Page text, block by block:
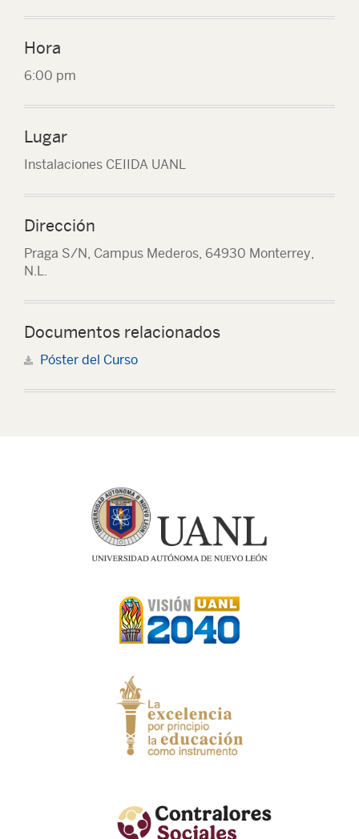
Hora
6:00 pm
Lugar
Instalaciones CEIIDA UANL
Dirección
Praga S/N, Campus Mederos, 64930 Monterrey,
N.L.
Documentos relacionados
Póster del Curso